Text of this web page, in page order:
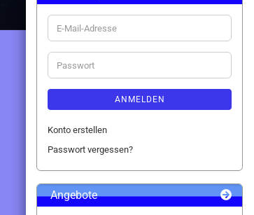
E-
Mail-
Adresse
Passwort
ANMELDEN
Konto erstellen
Passwort vergessen?
Angebote